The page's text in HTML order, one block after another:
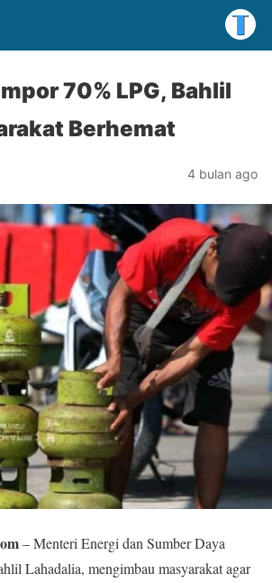
70% LPG, Bahlil
Berhemat
4 bulan ago
– Menteri Energi dan Sumber Daya
Lahadalia, mengimbau masyarakat agar